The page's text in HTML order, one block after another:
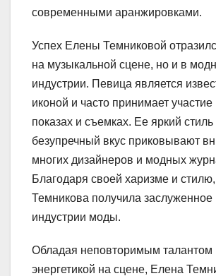
современными аранжировками.
Успех Елены Темниковой
на музыкальной сцене, но и в
индустрии. Певица является
иконой и часто принимает
показах и съемках. Ее яркий стиль
безупречный вкус приковывают
многих дизайнеров и модных
Благодаря своей харизме и
Темникова получила заслуженное
индустрии моды.
Обладая неповторимым талантом
энергетикой на сцене, Елена